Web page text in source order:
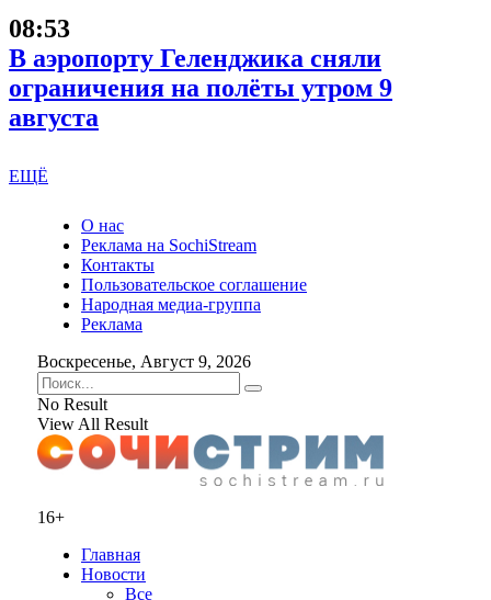
08:53
В аэропорту Геленджика сняли
ограничения на полёты утром 9
августа
ЕЩЁ
О нас
Реклама на SochiStream
Контакты
Пользовательское соглашение
Народная медиа-группа
Реклама
Воскресенье, Август 9, 2026
No Result
View All Result
16+
Главная
Новости
Все